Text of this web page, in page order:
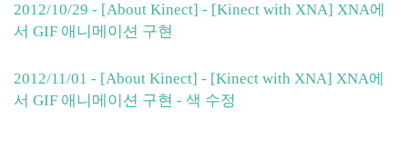
2012/10/29 - [About Kinect] - [Kinect with XNA] XNA에
서 GIF 애니메이션 구현
2012/11/01 - [About Kinect] - [Kinect with XNA] XNA에
서 GIF 애니메이션 구현 - 색 수정